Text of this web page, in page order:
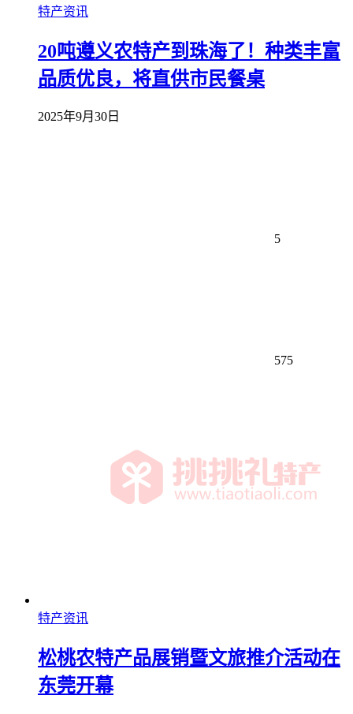
特产资讯
20吨遵义农特产到珠海了！种类丰富
品质优良，将直供市民餐桌
2025年9月30日
5
575
特产资讯
松桃农特产品展销暨文旅推介活动在
东莞开幕